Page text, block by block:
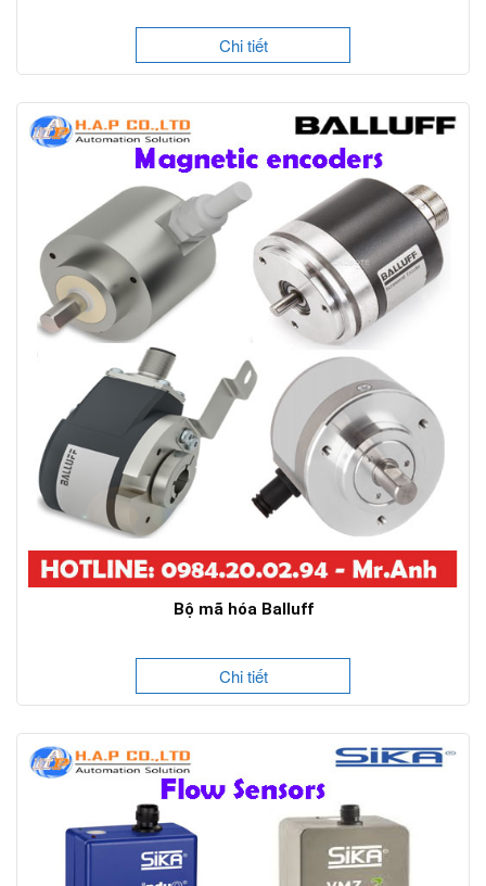
Chi tiết
Bộ mã hóa Balluff
Chi tiết